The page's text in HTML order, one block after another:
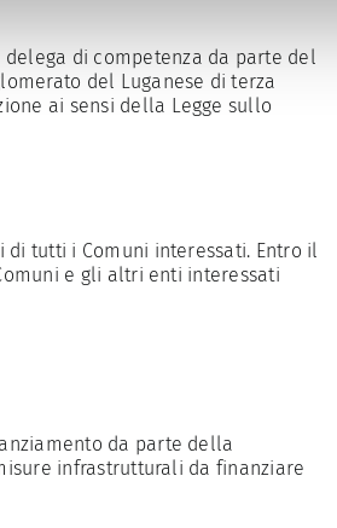
di competenza da parte del
del Luganese di terza
ai sensi della Legge sullo
tutti i Comuni interessati. Entro il
e gli altri enti interessati
da parte della
infrastrutturali da finanziare